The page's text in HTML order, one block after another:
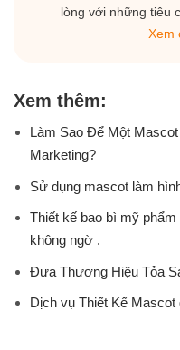
lòng với những tiêu
Xem
Xem thêm:
Làm Sao Để Một Mascot
Marketing?
Sử dụng mascot làm
Thiết kế bao bì mỹ
không ngờ .
Đưa Thương Hiệu Tỏa
Dịch vụ Thiết Kế Mascot